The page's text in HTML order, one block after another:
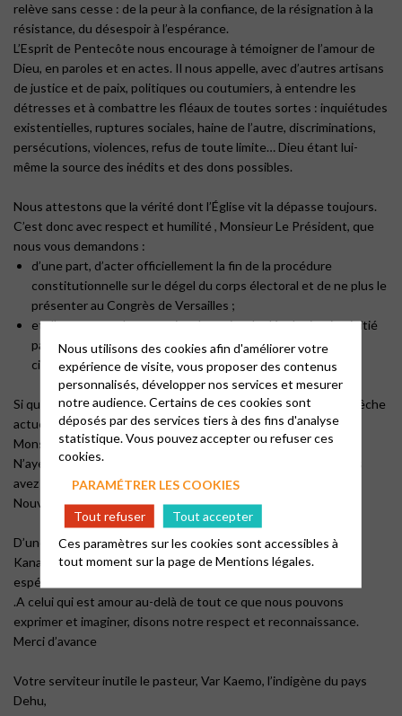
relève sans cesse : de la peur à la confiance, de la résignation à la
résistance, du désespoir à l’espérance.
L’Esprit de Pentecôte nous encourage à témoigner de l’amour de
Dieu, en paroles et en actes. Il nous appelle, avec d’autres artisans
de justice et de paix, politiques ou coutumiers, à entendre les
détresses et à combattre les fléaux de toutes sortes : inquiétudes
existentielles, ruptures sociales, haine de l’autre, discriminations,
persécutions, violences, refus de toute limite… Dieu étant lui-
même la source des inédits et des dons possibles.
Nous attestons que la vérité dont l’Église vit la dépasse toujours.
C’est donc avec respect et humilité , Monsieur Le Président, que
nous vous demandons :
d’une part, d’acter officiellement la fin de la procédure
constitutionnelle sur le dégel du corps électoral et de ne plus le
présenter au Congrès de Versailles ;
et d’autre part, de poursuivre le projet de décolonisation initié
par les « Accords de Nouméa », qui allait déboucher sur une
citoyenneté calédonienne.
Si quelqu’un doit nous aider à rouler la pierre tombale, qui empêche
actuellement toutes résurrections possibles, c’est bien vous
Monsieur Le Président de la République.
N’ayez pas peur de revenir sur ce processus législatif que vous
avez engagé et qui place les enfants de Dieu de la Kanaky
Nouvelle-Calédonie dans la peur, la résistance et le désespoir.
D’une simple parole de votre part, ces enfants de Dieu de la
Kanaky Nouvelle-Calédonie peuvent retrouver confiance et
espérance.
.A celui qui est amour au-delà de tout ce que nous pouvons
exprimer et imaginer, disons notre respect et reconnaissance.
Merci d’avance
Votre serviteur inutile le pasteur, Var Kaemo, l’indigène du pays
Dehu,
Nous utilisons des cookies afin d'améliorer votre
expérience de visite, vous proposer des contenus
personnalisés, développer nos services et mesurer
notre audience. Certains de ces cookies sont
déposés par des services tiers à des fins d'analyse
statistique. Vous pouvez accepter ou refuser ces
cookies.
PARAMÉTRER LES COOKIES
Tout refuser
Tout accepter
Ces paramètres sur les cookies sont accessibles à
tout moment sur la page deMentions légales.